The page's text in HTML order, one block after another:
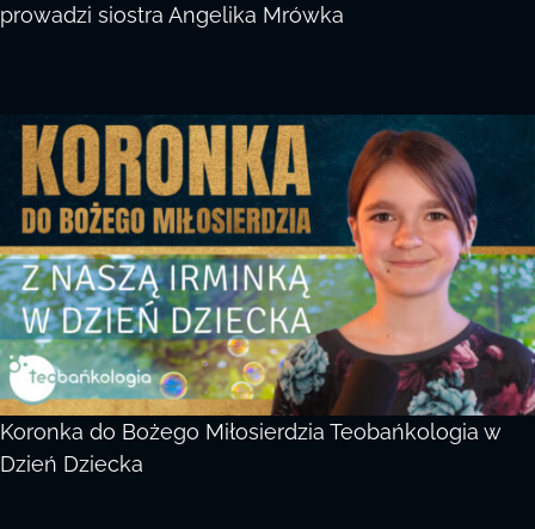
prowadzi siostra Angelika Mrówka
Koronka do Bożego Miłosierdzia Teobańkologia w
Dzień Dziecka